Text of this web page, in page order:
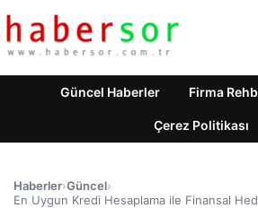
Güncel Haberler Firma
Çerez Politikası
Haberler›Güncel›
En Uygun Kredi Hesaplama ile Finansal